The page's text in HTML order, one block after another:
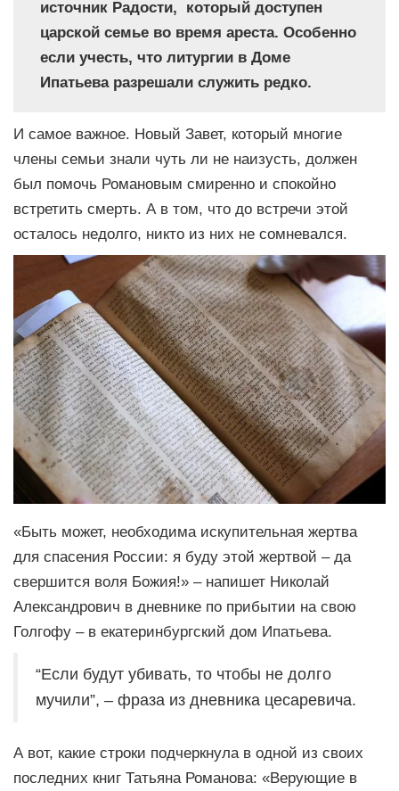
источник Радости, который доступен
царской семье во время ареста. Особенно
если учесть, что литургии в Доме
Ипатьева разрешали служить редко.
И самое важное. Новый Завет, который многие
члены семьи знали чуть ли не наизусть, должен
был помочь Романовым смиренно и спокойно
встретить смерть. А в том, что до встречи этой
осталось недолго, никто из них не сомневался.
«Быть может, необходима искупительная жертва
для спасения России: я буду этой жертвой – да
свершится воля Божия!» – напишет Николай
Александрович в дневнике по прибытии на свою
Голгофу – в екатеринбургский дом Ипатьева.
“Если будут убивать, то чтобы не долго
мучили”, – фраза из дневника цесаревича.
А вот, какие строки подчеркнула в одной из своих
последних книг Татьяна Романова: «Верующие в